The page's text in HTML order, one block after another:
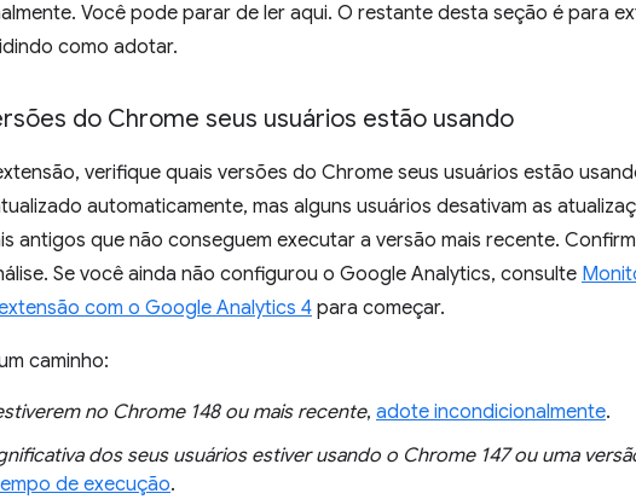
Você pode parar de ler aqui. O restante desta seção é para
como adotar.
do Chrome seus usuários estão usando
verifique quais versões do Chrome seus usuários estão
automaticamente, mas alguns usuários desativam as
antigos que não conseguem executar a versão mais recente.
Se você ainda não configurou o Google Analytics, consulte
com o Google Analytics 4 para começar.
caminho:
no Chrome 148 ou mais recente, adote incondicionalmente.
dos seus usuários estiver usando o Chrome 147 ou uma
de execução.